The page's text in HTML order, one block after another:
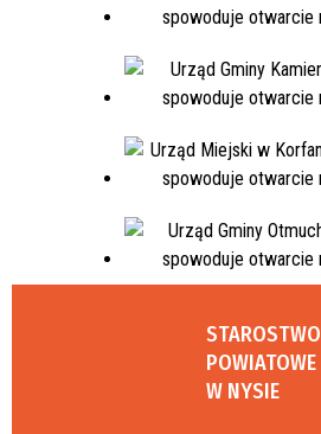
STAROSTWO
POWIATOWE
W NYSIE